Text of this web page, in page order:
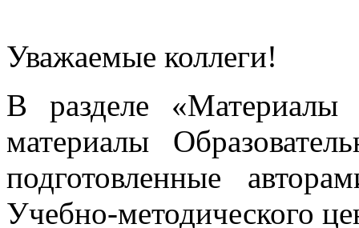
Уважаемые коллеги!
В разделе «Материалы
материалы
подготовленные
Учебно-методического